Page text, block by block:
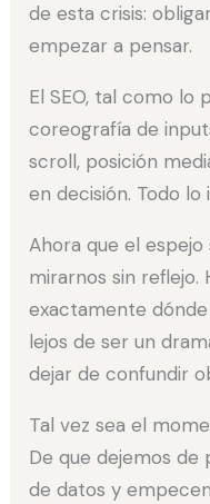
de esta crisis:
empezar a pensar.
El SEO, tal como lo
coreografía de
scroll, posición
en decisión. Todo lo
Ahora que el
mirarnos sin reflejo.
exactamente
lejos de ser un
dejar de confundir
Tal vez sea el
De que dejemos
de datos y